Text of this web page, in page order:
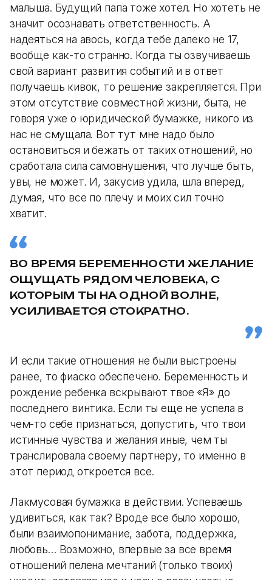
малыша. Будущий папа тоже хотел. Но хотеть не
значит осознавать ответственность. А
надеяться на авось, когда тебе далеко не 17,
вообще как-то странно. Когда ты озвучиваешь
свой вариант развития событий и в ответ
получаешь кивок, то решение закрепляется. При
этом отсутствие совместной жизни, быта, не
говоря уже о юридической бумажке, никого из
нас не смущала. Вот тут мне надо было
остановиться и бежать от таких отношений, но
сработала сила самовнушения, что лучше быть,
увы, не может. И, закусив удила, шла вперед,
думая, что все по плечу и моих сил точно
хватит.
ВО ВРЕМЯ БЕРЕМЕННОСТИ ЖЕЛАНИЕ
ОЩУЩАТЬ РЯДОМ ЧЕЛОВЕКА, С
КОТОРЫМ ТЫ НА ОДНОЙ ВОЛНЕ,
УСИЛИВАЕТСЯ СТОКРАТНО.
И если такие отношения не были выстроены
ранее, то фиаско обеспечено. Беременность и
рождение ребенка вскрывают твое «Я» до
последнего винтика. Если ты еще не успела в
чем-то себе признаться, допустить, что твои
истинные чувства и желания иные, чем ты
транслировала своему партнеру, то именно в
этот период откроется все.
Лакмусовая бумажка в действии. Успеваешь
удивиться, как так? Вроде все было хорошо,
были взаимопонимание, забота, поддержка,
любовь… Возможно, впервые за все время
отношений пелена мечтаний (только твоих)